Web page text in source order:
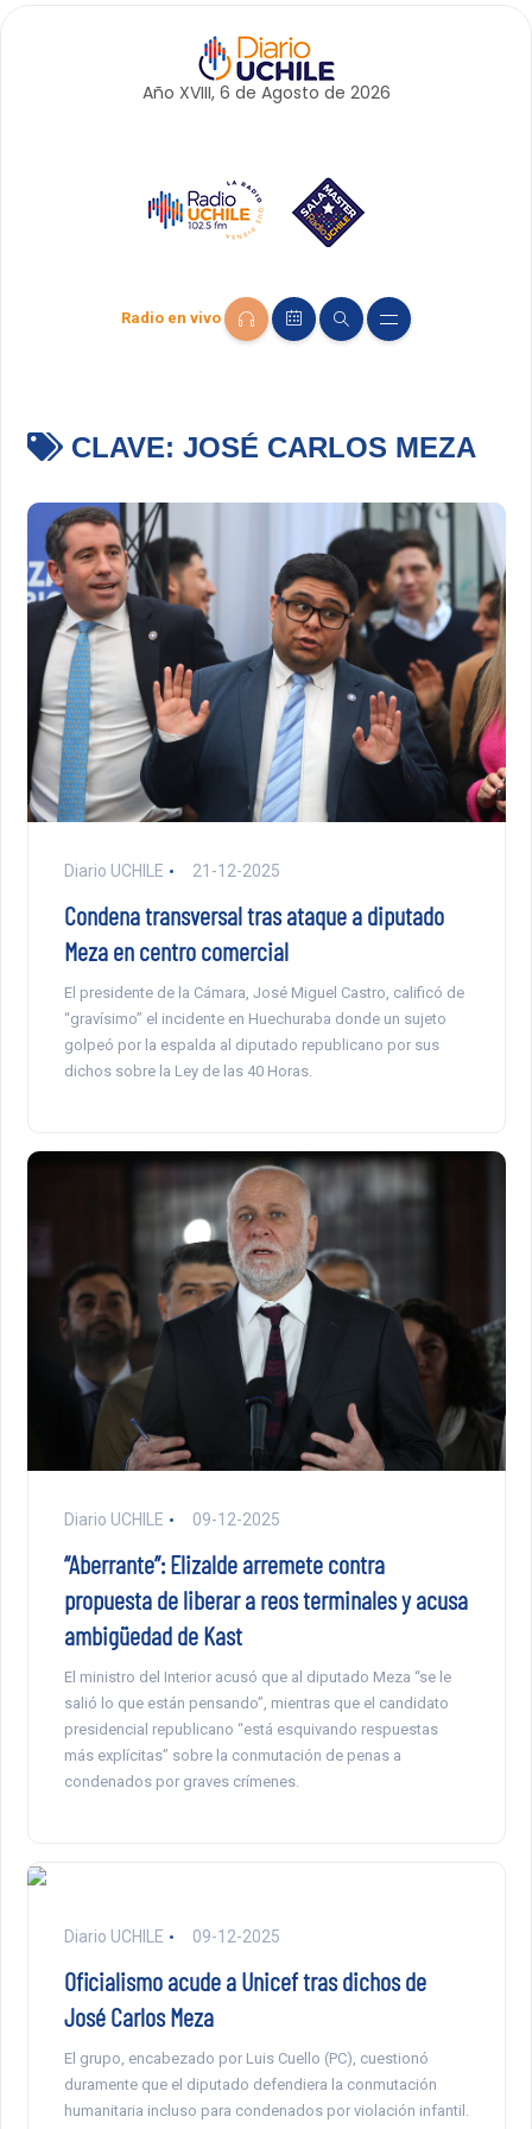
Año XVIII, 6 de Agosto de 2026
Radio en vivo
CLAVE: JOSÉ CARLOS MEZA
Diario UCHILE 21-12-2025
Condena transversal tras ataque a diputado
Meza en centro comercial
El presidente de la Cámara, José Miguel Castro, calificó de
“gravísimo” el incidente en Huechuraba donde un sujeto
golpeó por la espalda al diputado republicano por sus
dichos sobre la Ley de las 40 Horas.
Diario UCHILE 09-12-2025
“Aberrante”: Elizalde arremete contra
propuesta de liberar a reos terminales y acusa
ambigüedad de Kast
El ministro del Interior acusó que al diputado Meza “se le
salió lo que están pensando”, mientras que el candidato
presidencial republicano “está esquivando respuestas
más explícitas” sobre la conmutación de penas a
condenados por graves crímenes.
Diario UCHILE 09-12-2025
Oficialismo acude a Unicef tras dichos de
José Carlos Meza
El grupo, encabezado por Luis Cuello (PC), cuestionó
duramente que el diputado defendiera la conmutación
humanitaria incluso para condenados por violación infantil.